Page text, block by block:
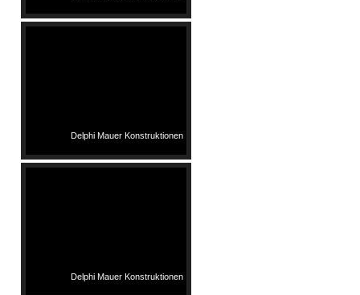
Delphi Mauer Konstruktionen
Delphi Mauer Konstruktionen